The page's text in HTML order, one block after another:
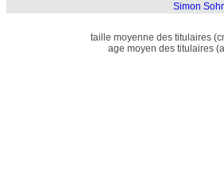
Simon
taille moyenne des titulaires
age moyen des titulaires